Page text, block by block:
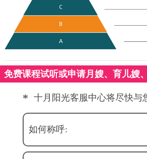
免费课程试听或申请月嫂、育儿嫂
* 十月阳光客服中心将尽快与
如何称呼: